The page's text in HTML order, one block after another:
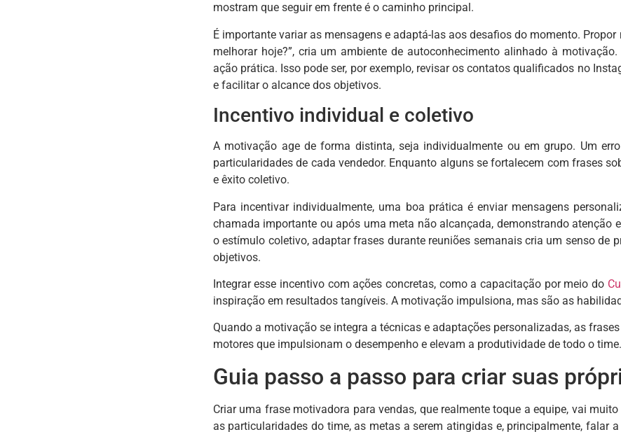
mostram que seguir em frente é o caminho principal.
É importante variar as mensagens e adaptá-las aos desafios do momento.
melhorar hoje?”, cria um ambiente de autoconhecimento alinhado à
ação prática. Isso pode ser, por exemplo, revisar os contatos qualificados no
e facilitar o alcance dos objetivos.
Incentivo individual e coletivo
A motivação age de forma distinta, seja individualmente ou em grupo. Um
particularidades de cada vendedor. Enquanto alguns se fortalecem com frases
e êxito coletivo.
Para incentivar individualmente, uma boa prática é enviar mensagens
chamada importante ou após uma meta não alcançada, demonstrando
o estímulo coletivo, adaptar frases durante reuniões semanais cria um senso
objetivos.
Integrar esse incentivo com ações concretas, como a capacitação por meio do
inspiração em resultados tangíveis. A motivação impulsiona, mas são as
Quando a motivação se integra a técnicas e adaptações personalizadas, as
motores que impulsionam o desempenho e elevam a produtividade de todo o time.
Guia passo a passo para criar suas
Criar uma frase motivadora para vendas, que realmente toque a equipe, vai
as particularidades do time, as metas a serem atingidas e, principalmente, falar